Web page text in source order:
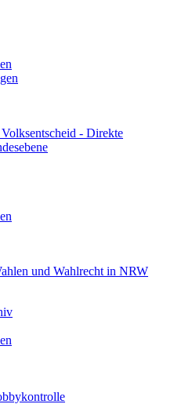
- Direkte
und Wahlrecht in NRW